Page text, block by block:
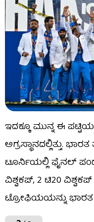
ಇದಕ್ಕೂ ಮುನ್ನ ಈ
ಅಗ್ರಸ್ಥಾನದಲ್ಲಿತ್ತು.
ಟೂರ್ನಿಯಲ್ಲಿ ಫೈನಲ್
ವಿಶ್ವಕಪ್, 2 ಟಿ20
ಟ್ರೋಫಿಯಯನ್ನು ಭಾರತ